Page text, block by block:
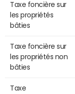
Taxe foncière sur
les propriétés
bâties
Taxe foncière sur
les propriétés non
bâties
Taxe